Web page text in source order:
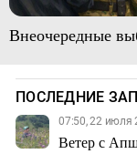
Внеочередные
ПОСЛЕДНИЕ
07:50, 22 июля
Ветер с